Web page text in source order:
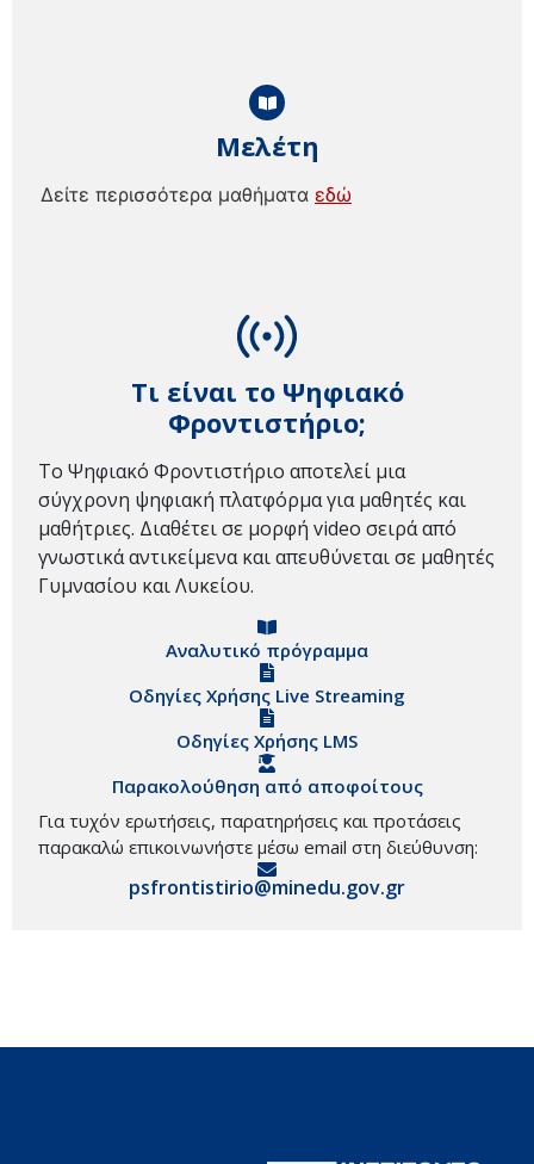
Τι είναι το Ψηφιακό
Φροντιστήριο;
Το Ψηφιακό Φροντιστήριο αποτελεί μια
σύγχρονη ψηφιακή πλατφόρμα για μαθητές και
μαθήτριες. Διαθέτει σε μορφή video σειρά από
γνωστικά αντικείμενα και απευθύνεται σε μαθητές
Γυμνασίου και Λυκείου.
Αναλυτικό πρόγραμμα
Οδηγίες Χρήσης Live Streaming
Οδηγίες Χρήσης LMS
Παρακολούθηση από αποφοίτους
Για τυχόν ερωτήσεις, παρατηρήσεις και προτάσεις
παρακαλώ επικοινωνήστε μέσω email στη διεύθυνση:
psfrontistirio@minedu.gov.gr
Μελέτη
Δείτε περισσότερα μαθήματα εδώ